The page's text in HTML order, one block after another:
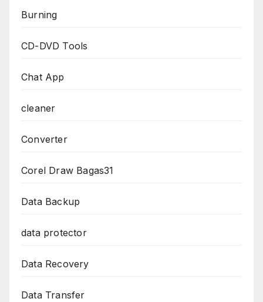
Burning
CD-DVD Tools
Chat App
cleaner
Converter
Corel Draw Bagas31
Data Backup
data protector
Data Recovery
Data Transfer